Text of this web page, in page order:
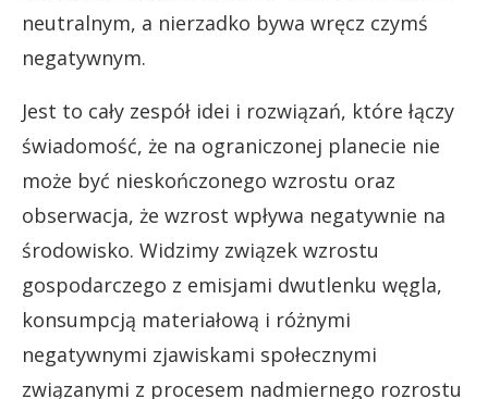
neutralnym, a nierzadko bywa wręcz czymś
negatywnym.
Jest to cały zespół idei i rozwiązań, które łączy
świadomość, że na ograniczonej planecie nie
może być nieskończonego wzrostu oraz
obserwacja, że wzrost wpływa negatywnie na
środowisko. Widzimy związek wzrostu
gospodarczego z emisjami dwutlenku węgla,
konsumpcją materiałową i różnymi
negatywnymi zjawiskami społecznymi
związanymi z procesem nadmiernego rozrostu